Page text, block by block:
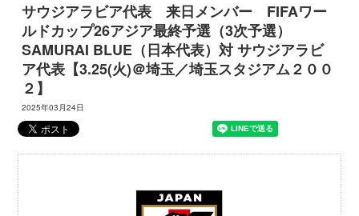
サウジアラビア代表 来日メンバー FIFAワー
ルドカップ26アジア最終予選（3次予選）
SAMURAI BLUE（日本代表）対 サウジアラビ
ア代表【3.25(火)＠埼玉／埼玉スタジアム２００
２】
2025年03月24日